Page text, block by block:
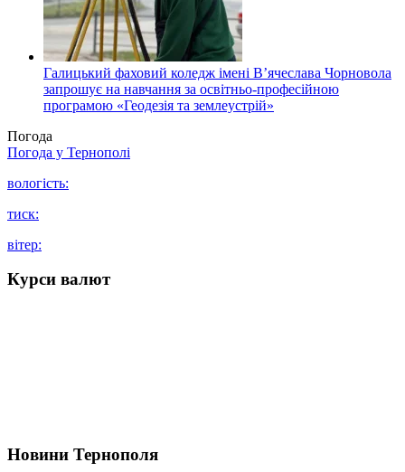
Галицький фаховий коледж імені В’ячеслава Чорновола
запрошує на навчання за освітньо-професійною
програмою «Геодезія та землеустрій»
Погода
Погода у Тернополі
вологість:
тиск:
вітер:
Курси валют
Новини Тернополя